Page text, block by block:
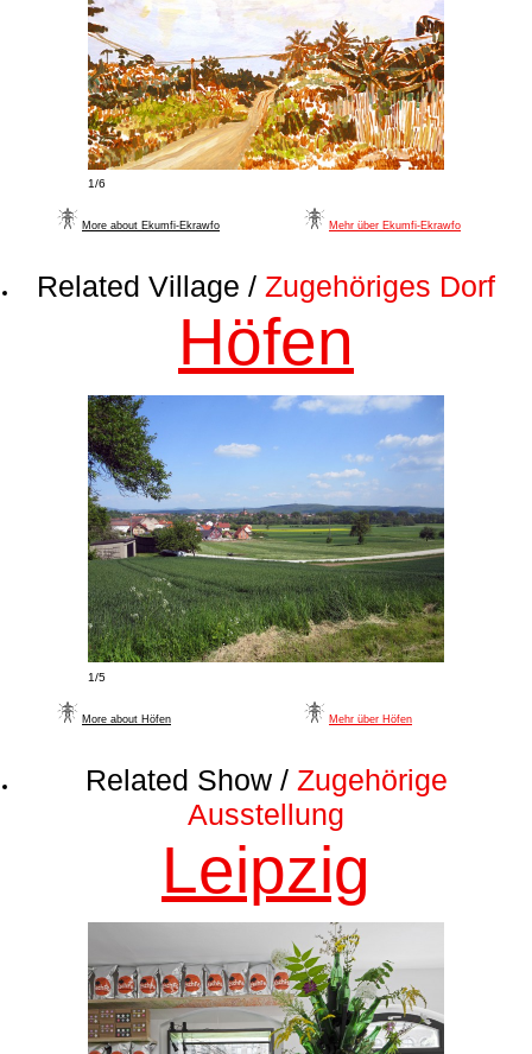
1/6
More about Ekumfi-Ekrawfo Mehr über Ekumfi-Ekrawfo
Related Village / Zugehöriges Dorf
Höfen
1/5
More about Höfen Mehr über Höfen
Related Show / Zugehörige
Ausstellung
Leipzig